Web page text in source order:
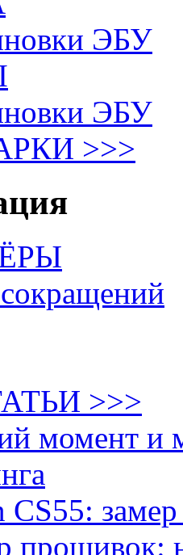
ЭБУ
ЭБУ
>>>
>>>
момент и
CS55:
прошивок: